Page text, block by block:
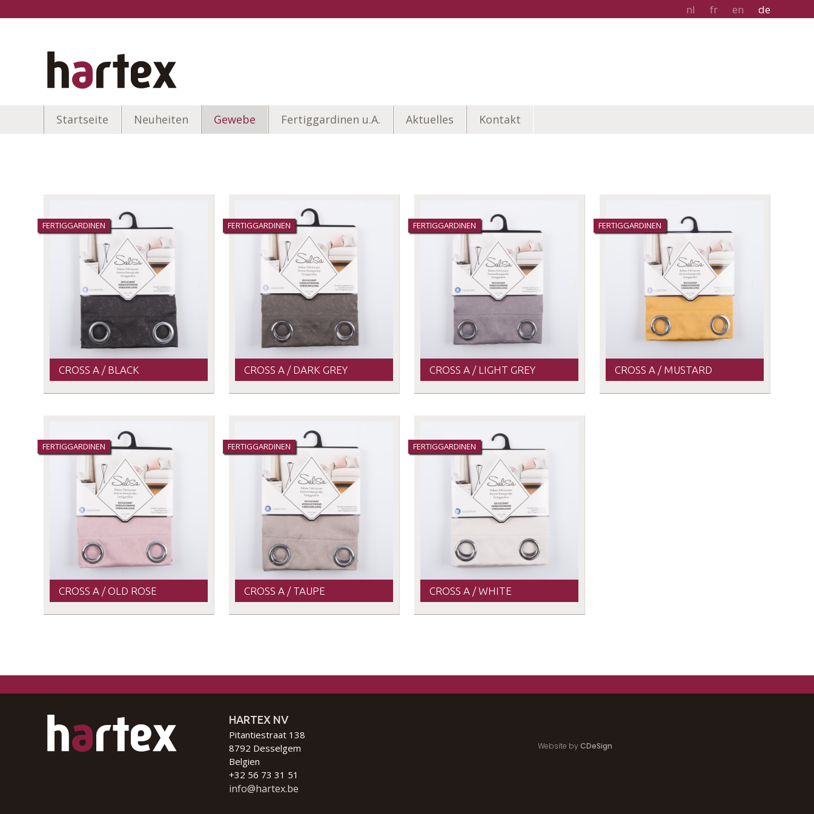
nl fr en de
Startseite Neuheiten Gewebe Fertiggardinen u.A. Aktuelles Kontakt
FERTIGGARDINEN
CROSS A / BLACK
FERTIGGARDINEN
CROSS A / DARK GREY
FERTIGGARDINEN
CROSS A / LIGHT GREY
FERTIGGARDINEN
CROSS A / MUSTARD
FERTIGGARDINEN
CROSS A / OLD ROSE
FERTIGGARDINEN
CROSS A / TAUPE
FERTIGGARDINEN
CROSS A / WHITE
HARTEX NV
Pitantiestraat 138
8792 Desselgem
Belgien
+32 56 73 31 51
info@hartex.be
Website by CDeSign